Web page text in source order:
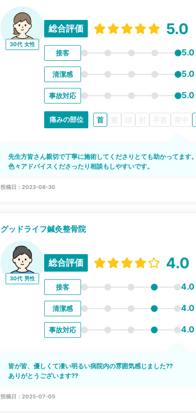
30代 女性
総合評価 5.0
接客 5.0
清潔感 5.0
事故対応 5.0
痛みの部位 首 腰 頭 肘 手首 背中
先生方皆さん親切で丁寧に施術してくださりとても助かってます。
色々アドバイスくださったり相談もしやすいです。
投稿日：2023-08-30
グッドライフ鍼灸整骨院
30代 男性
総合評価 4.0
接客 4.0
清潔感 4.0
事故対応 4.0
皆が皆、優しくて凄い明るい病院内の雰囲気感じました??
ありがとうございます??
投稿日：2025-07-05